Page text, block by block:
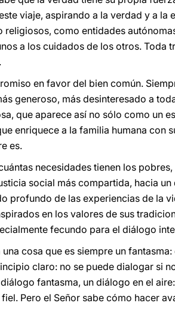
viaje, aspirando a la verdad y a
religiosos, como entidades
a los cuidados de los otros.
en favor del bien común.
generoso, más desinteresado a
que aparece así no sólo como un
enriquece a la familia humana con
es.
necesidades tienen los
social más compartida, hacia
profundo de las experiencias de la
en los valores de sus
fecundo para el diálogo
cosa que es siempre un
claro: no se puede dialogar si
fantasma, un diálogo en el
Pero el Señor sabe cómo hacer